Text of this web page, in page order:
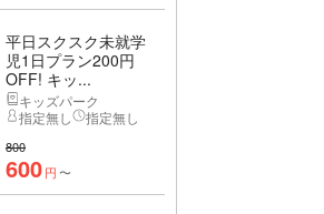
平日スクスク未就学
児1日プラン200円
OFF! キッ...
キッズパーク
指定無し
指定無し
800
600円 〜